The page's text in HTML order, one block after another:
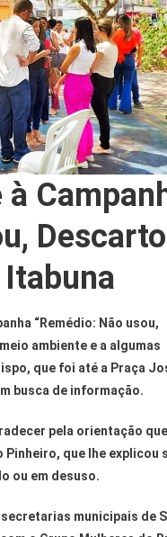
“Remédio: Não usou,
ambiente e a algumas
que foi até a Praça
busca de informação.
pela orientação que
que lhe explicou
ou em desuso.
municipais de